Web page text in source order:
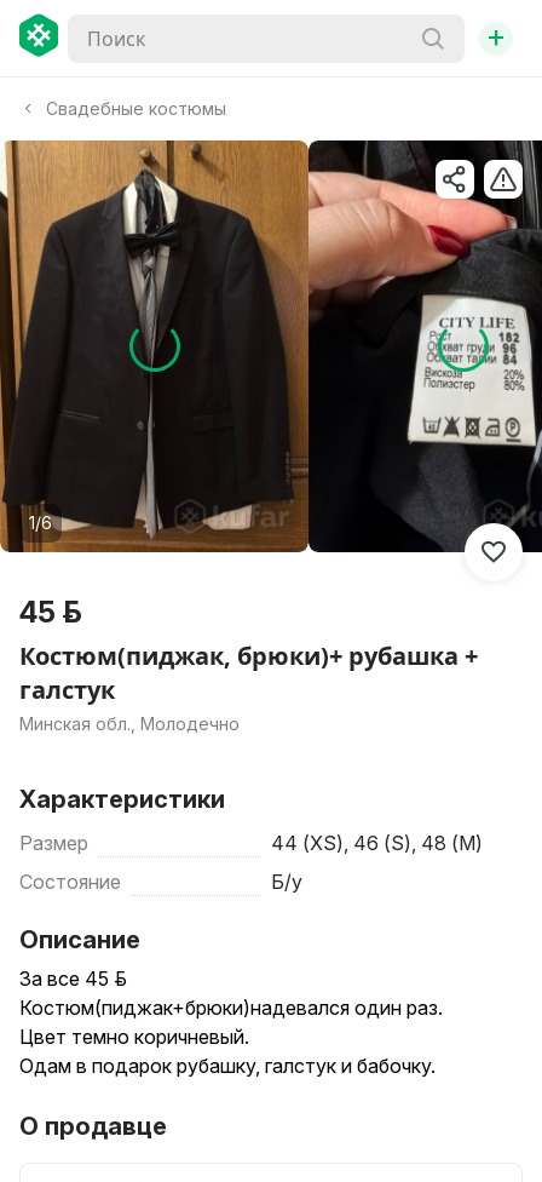
+
Свадебные костюмы
1/6
45 р.
Костюм(пиджак, брюки)+ рубашка +
галстук
Минская обл., Молодечно
Характеристики
Размер
44 (XS), 46 (S), 48 (M)
Состояние
Б/у
Описание
За все 45 руб.
Костюм(пиджак+брюки)надевался один раз.
Цвет темно коричневый.
Одам в подарок рубашку, галстук и бабочку.
О продавце